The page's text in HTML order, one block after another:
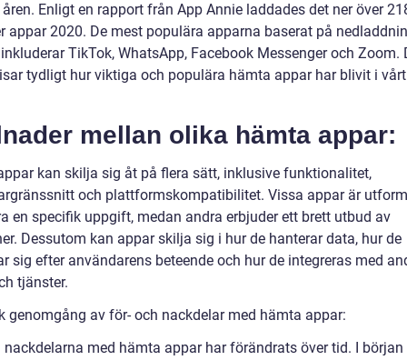
Enligt en rapport från App Annie laddades det ner över
appar 2020. De mest populära apparna baserat på
TikTok, WhatsApp, Facebook Messenger och Zoom.
tydligt hur viktiga och populära hämta appar har blivit i
mellan olika hämta appar:
kan skilja sig åt på flera sätt, inklusive funktionalitet,
och plattformskompatibilitet. Vissa appar är
en specifik uppgift, medan andra erbjuder ett brett utbud av
Dessutom kan appar skilja sig i hur de hanterar data, hur de
sig efter användarens beteende och hur de integreras med
tjänster.
genomgång av för- och nackdelar med hämta appar:
nackdelarna med hämta appar har förändrats över tid. I början